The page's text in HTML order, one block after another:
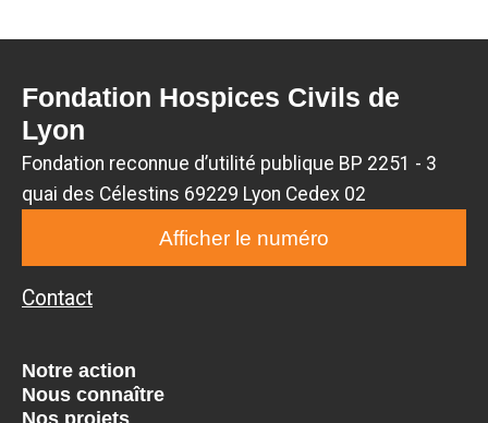
Fondation Hospices Civils de
Lyon
Fondation reconnue d’utilité publique BP 2251 - 3
quai des Célestins 69229 Lyon Cedex 02
Afficher le numéro
Contact
Notre action
Nous connaître
Nos projets